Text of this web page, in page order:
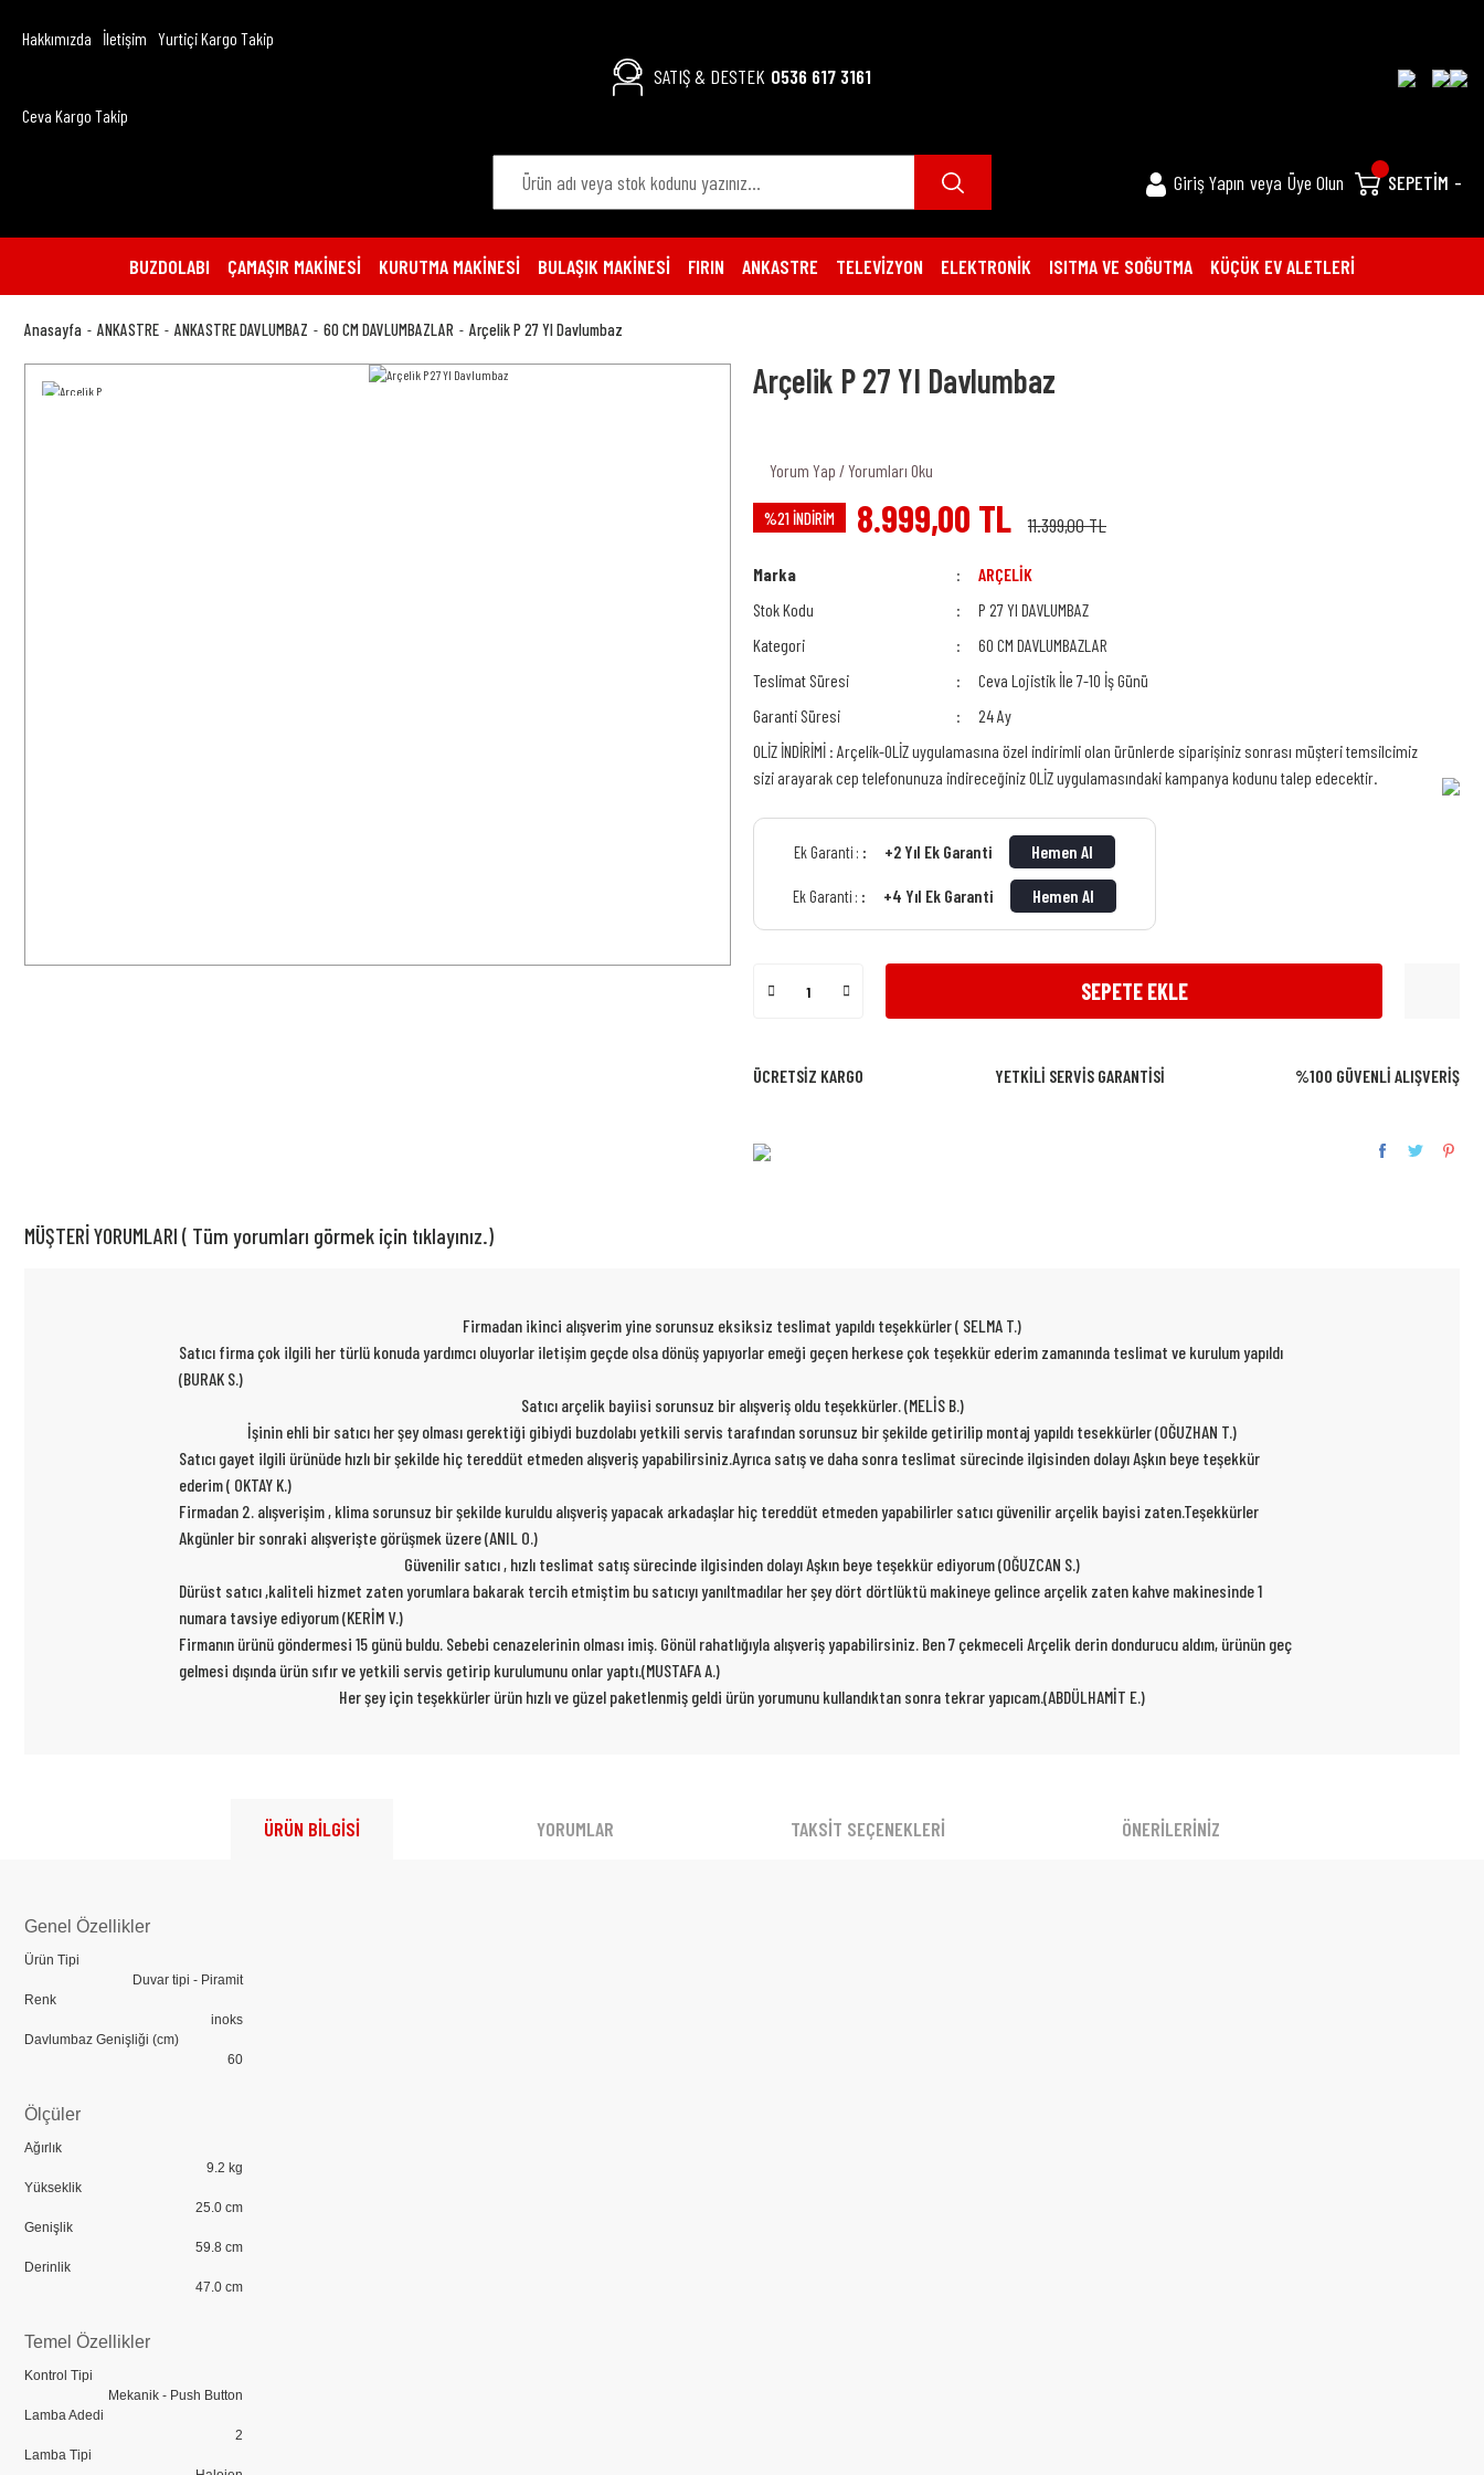
Hakkımızda İletişim Yurtiçi Kargo Takip
Ceva Kargo Takip
SATIŞ & DESTEK 0536 617 3161
Giriş Yapın veya Üye Olun SEPETİM -
BUZDOLABI ÇAMAŞIR MAKİNESİ KURUTMA MAKİNESİ BULAŞIK MAKİNESİ FIRIN ANKASTRE TELEVİZYON ELEKTRONİK ISITMA VE SOĞUTMA KÜÇÜK EV ALETLERİ
Anasayfa ANKASTRE ANKASTRE DAVLUMBAZ 60 CM DAVLUMBAZLAR Arçelik P 27 YI Davlumbaz
Arçelik P 27 YI Davlumbaz
Yorum Yap / Yorumları Oku
%21 İNDİRİM 8.999,00 TL 11.399,00 TL
Marka
ARÇELİK
Stok Kodu
P 27 YI DAVLUMBAZ
Kategori
60 CM DAVLUMBAZLAR
Teslimat Süresi
Ceva Lojistik İle 7-10 İş Günü
Garanti Süresi
24 Ay
OLİZ İNDİRİMİ : Arçelik-OLİZ uygulamasına özel indirimli olan ürünlerde siparişiniz sonrası müşteri temsilcimiz
sizi arayarak cep telefonunuza indireceğiniz OLİZ uygulamasındaki kampanya kodunu talep edecektir.
Ek Garanti : +2 Yıl Ek Garanti Hemen Al
Ek Garanti : +4 Yıl Ek Garanti Hemen Al
SEPETE EKLE
ÜCRETSİZ KARGO YETKİLİ SERVİS GARANTİSİ %100 GÜVENLİ ALIŞVERİŞ
MÜŞTERİ YORUMLARI ( Tüm yorumları görmek için tıklayınız.)
Firmadan ikinci alışverim yine sorunsuz eksiksiz teslimat yapıldı teşekkürler ( SELMA T.)
Satıcı firma çok ilgili her türlü konuda yardımcı oluyorlar iletişim geçde olsa dönüş yapıyorlar emeği geçen herkese çok teşekkür ederim zamanında teslimat ve kurulum yapıldı
(BURAK S.)
Satıcı arçelik bayiisi sorunsuz bir alışveriş oldu teşekkürler. (MELİS B.)
İşinin ehli bir satıcı her şey olması gerektiği gibiydi buzdolabı yetkili servis tarafından sorunsuz bir şekilde getirilip montaj yapıldı tesekkürler (OĞUZHAN T.)
Satıcı gayet ilgili ürünüde hızlı bir şekilde hiç tereddüt etmeden alışveriş yapabilirsiniz.Ayrıca satış ve daha sonra teslimat sürecinde ilgisinden dolayı Aşkın beye teşekkür
ederim ( OKTAY K.)
Firmadan 2. alışverişim , klima sorunsuz bir şekilde kuruldu alışveriş yapacak arkadaşlar hiç tereddüt etmeden yapabilirler satıcı güvenilir arçelik bayisi zaten.Teşekkürler
Akgünler bir sonraki alışverişte görüşmek üzere (ANIL O.)
Güvenilir satıcı , hızlı teslimat satış sürecinde ilgisinden dolayı Aşkın beye teşekkür ediyorum (OĞUZCAN S.)
Dürüst satıcı ,kaliteli hizmet zaten yorumlara bakarak tercih etmiştim bu satıcıyı yanıltmadılar her şey dört dörtlüktü makineye gelince arçelik zaten kahve makinesinde 1
numara tavsiye ediyorum (KERİM V.)
Firmanın ürünü göndermesi 15 günü buldu. Sebebi cenazelerinin olması imiş. Gönül rahatlığıyla alışveriş yapabilirsiniz. Ben 7 çekmeceli Arçelik derin dondurucu aldım, ürünün geç
gelmesi dışında ürün sıfır ve yetkili servis getirip kurulumunu onlar yaptı.(MUSTAFA A.)
Her şey için teşekkürler ürün hızlı ve güzel paketlenmiş geldi ürün yorumunu kullandıktan sonra tekrar yapıcam.(ABDÜLHAMİT E.)
ÜRÜN BİLGİSİ YORUMLAR TAKSİT SEÇENEKLERİ ÖNERİLERİNİZ
Genel Özellikler
Ürün Tipi
Duvar tipi - Piramit
Renk
inoks
Davlumbaz Genişliği (cm)
60
Ölçüler
Ağırlık
9.2 kg
Yükseklik
25.0 cm
Genişlik
59.8 cm
Derinlik
47.0 cm
Temel Özellikler
Kontrol Tipi
Mekanik - Push Button
Lamba Adedi
2
Lamba Tipi